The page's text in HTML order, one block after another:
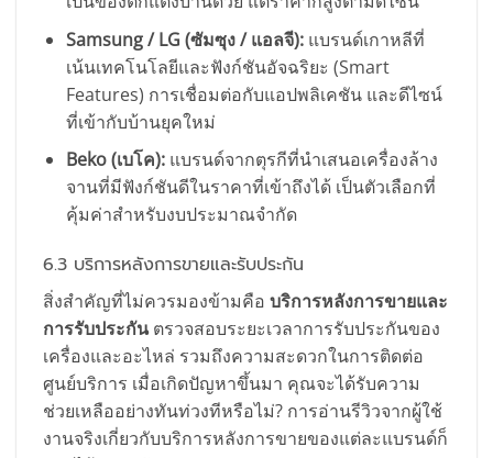
Samsung / LG (ซัมซุง / แอลจี):แบรนด์เกาหลีที่
เน้นเทคโนโลยีและฟังก์ชันอัจฉริยะ (Smart
Features) การเชื่อมต่อกับแอปพลิเคชัน และดีไซน์
ที่เข้ากับบ้านยุคใหม่
Beko (เบโค):แบรนด์จากตุรกีที่นำเสนอเครื่องล้าง
จานที่มีฟังก์ชันดีในราคาที่เข้าถึงได้ เป็นตัวเลือกที่
คุ้มค่าสำหรับงบประมาณจำกัด
6.3 บริการหลังการขายและรับประกัน
สิ่งสำคัญที่ไม่ควรมองข้ามคือ บริการหลังการขายและ
การรับประกันตรวจสอบระยะเวลาการรับประกันของ
เครื่องและอะไหล่ รวมถึงความสะดวกในการติดต่อ
ศูนย์บริการ เมื่อเกิดปัญหาขึ้นมา คุณจะได้รับความ
ช่วยเหลืออย่างทันท่วงทีหรือไม่? การอ่านรีวิวจากผู้ใช้
งานจริงเกี่ยวกับบริการหลังการขายของแต่ละแบรนด์ก็